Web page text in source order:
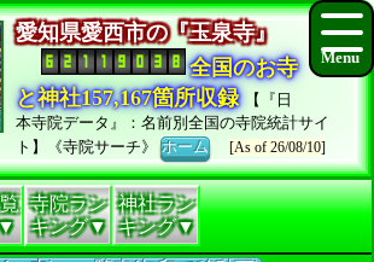
愛知県愛西市の『玉泉寺』
全国のお寺
と神社157,167箇所収録
【『日
本寺院データ』：名前別全国の寺院統計サイ
ト】《寺院サーチ》ホーム [As of 26/08/10]
寺院ラン
キング▼
神社ラン
キング▼